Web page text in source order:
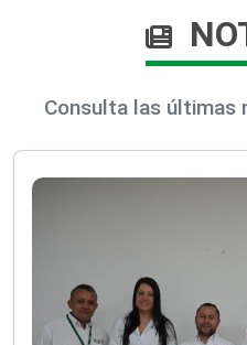
Consulta las últimas